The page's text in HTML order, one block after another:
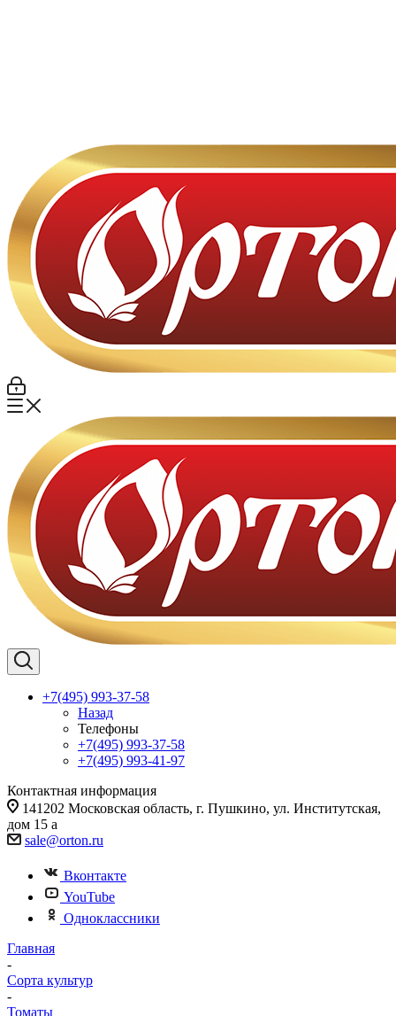
+7(495) 993-37-58
Назад
Телефоны
+7(495) 993-37-58
+7(495) 993-41-97
Контактная информация
141202 Московская область, г. Пушкино, ул. Институтская,
дом 15 а
sale@orton.ru
Вконтакте
YouTube
Одноклассники
Главная
-
Сорта культур
-
Томаты